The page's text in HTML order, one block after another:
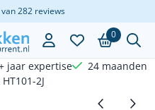
Kies instellingen of sta
282reviews
0
jaar expertise
24 maanden
2J